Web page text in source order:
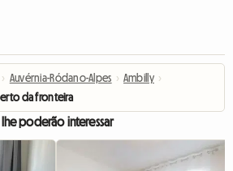
› Auvérnia-Ródano-Alpes › Ambilly ›
da fronteira
poderão interessar